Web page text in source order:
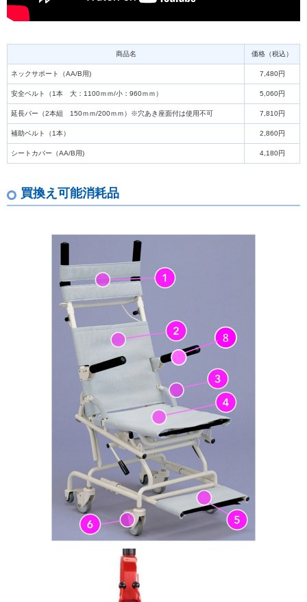
商品名 価格（税込）
ネックサポート（AA/B用) 7,480円
安全ベルト（1本 大：1100ｍｍ/小：960ｍｍ） 5,060円
延長バー（2本組 150ｍｍ/200ｍｍ）※穴あき座面付は使用不可 7,810円
補助ベルト（1本） 2,860円
シートカバー（AA/B用) 4,180円
買換え可能消耗品